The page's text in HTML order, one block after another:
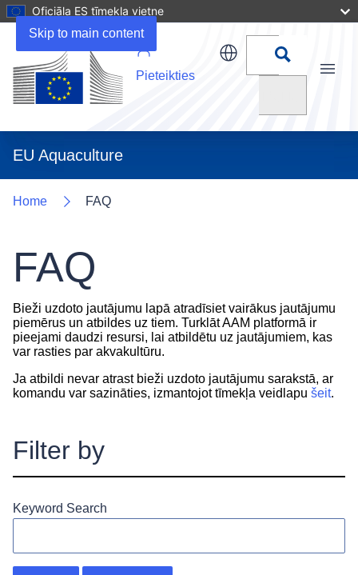
Skip to main content
Oficiāla ES tīmekļa vietne
Pieteikties
EU Aquaculture
Menu
Home FAQ
FAQ
Bieži uzdoto jautājumu lapā atradīsiet vairākus jautājumu
piemērus un atbildes uz tiem. Turklāt AAM platformā ir
pieejami daudzi resursi, lai atbildētu uz jautājumiem, kas
var rasties par akvakultūru.
Ja atbildi nevar atrast bieži uzdoto jautājumu sarakstā, ar
komandu var sazināties, izmantojot tīmekļa veidlapu šeit.
Filter by
Keyword Search